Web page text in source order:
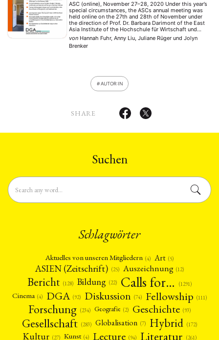
ASC (online), November 27–28, 2020 Under this year’s
special circumstances, the ASCs annual meeting was
held online on the 27th and 28th of November under
the direction of Prof. Dr. Barbara Darimont of the East
Asia Institute of the Hochschule für Wirtschaft und
Gesellschaft Ludwigshafen. Around 50 members of
the ASC “zoomed in” from all …
von Hannah Fuhr, Anny Liu, Juliane Rügerund Jolyn
Brenker
AUTOR:IN
SHARE
Suchen
Schlagwörter
Aktuelles von unseren Mitgliedern (4) Art (5)
ASIEN (Zeitschrift) (25) Auszeichnung (12)
Bericht (128) Bildung (22) Calls for… (1291)
Cinema (4) DGA (92) Diskussion (74) Fellowship (111)
Forschung (234) Geografie (2) Geschichte (93)
Gesellschaft (283) Globalisation (7) Hybrid (172)
Kultur (27) Kunst (4) Lecture (94) Literatur (261)